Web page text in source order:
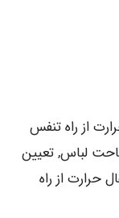
از راه تنفس
لباس, تعیین
حرارت از راه